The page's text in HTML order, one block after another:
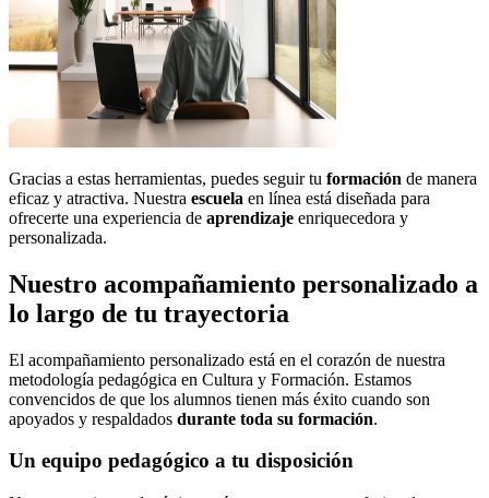
Gracias a estas herramientas, puedes seguir tu formación de manera
eficaz y atractiva. Nuestra escuela en línea está diseñada para
ofrecerte una experiencia de aprendizaje enriquecedora y
personalizada.
Nuestro acompañamiento personalizado a
lo largo de tu trayectoria
El acompañamiento personalizado está en el corazón de nuestra
metodología pedagógica en Cultura y Formación. Estamos
convencidos de que los alumnos tienen más éxito cuando son
apoyados y respaldados durante toda su formación.
Un equipo pedagógico a tu disposición